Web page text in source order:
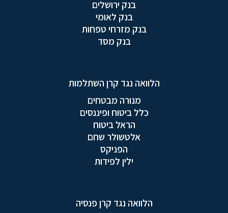
בנק ירושלים
בנק לאומי
בנק מזרחי טפחות
בנק מסד
הלוואה נגד קרן השתלמות
מנורה מבטחים
כלל ביטוח ופיננסים
הראל ביטוח
אלטשולר שחם
הפניקס
ילין לפידות
הלוואה נגד קרן פנסיה